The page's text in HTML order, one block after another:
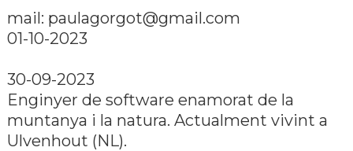
mail: paulagorgot@gmail.com
01-10-2023
30-09-2023
Enginyer de software enamorat de la
muntanya i la natura. Actualment vivint a
Ulvenhout (NL).